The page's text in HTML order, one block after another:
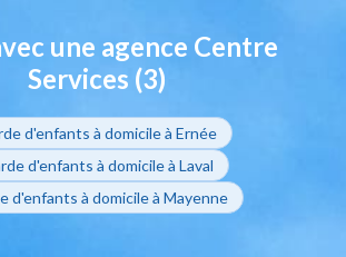
une agence Centre
Services (3)
d'enfants à domicile à Ernée
d'enfants à domicile à Laval
d'enfants à domicile à Mayenne